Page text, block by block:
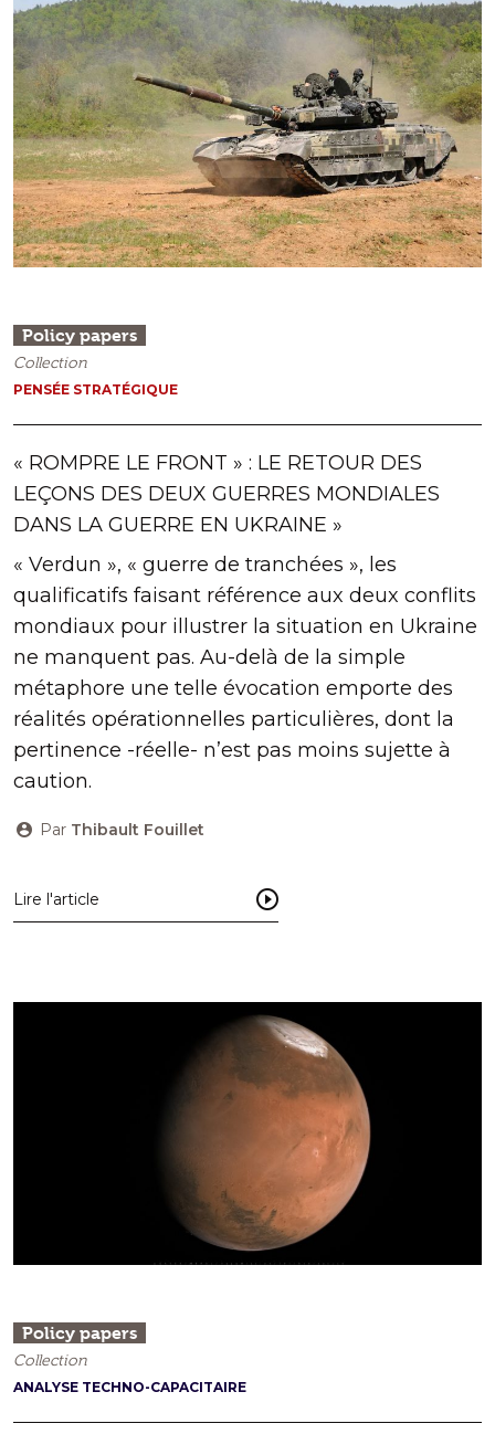
Policy papers
Collection
PENSÉE STRATÉGIQUE
« ROMPRE LE FRONT » : LE RETOUR DES
LEÇONS DES DEUX GUERRES MONDIALES
DANS LA GUERRE EN UKRAINE »
« Verdun », « guerre de tranchées », les
qualificatifs faisant référence aux deux conflits
mondiaux pour illustrer la situation en Ukraine
ne manquent pas. Au-delà de la simple
métaphore une telle évocation emporte des
réalités opérationnelles particulières, dont la
pertinence -réelle- n’est pas moins sujette à
caution.
Par Thibault Fouillet
Lire l'article
Policy papers
Collection
ANALYSE TECHNO-CAPACITAIRE